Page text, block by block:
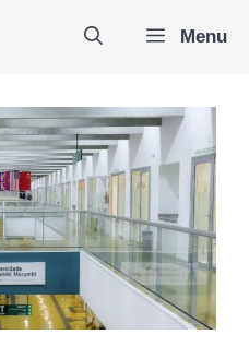
Menu